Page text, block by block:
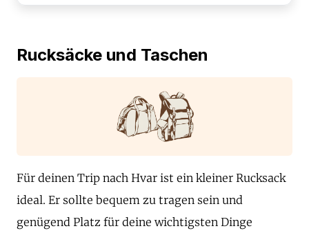
Rucksäcke und Taschen
Für deinen Trip nach Hvar ist ein kleiner Rucksack
ideal. Er sollte bequem zu tragen sein und
genügend Platz für deine wichtigsten Dinge